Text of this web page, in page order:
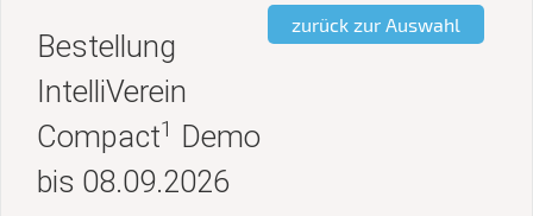
Bestellung
IntelliVerein
Compact1 Demo
bis 08.09.2026
zurück zur Auswahl